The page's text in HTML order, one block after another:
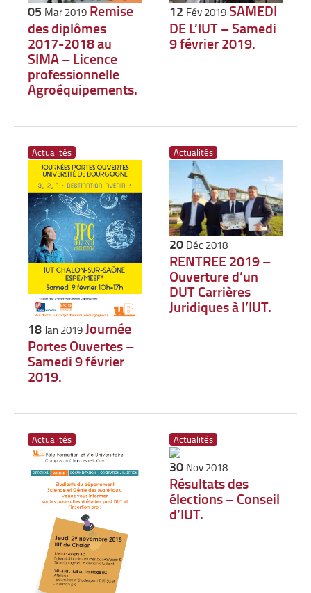
05 Mar 2019 Remise
des diplômes
2017-2018 au
SIMA – Licence
professionnelle
Agroéquipements.
12 Fév 2019 SAMEDI
DE L’IUT – Samedi
9 février 2019.
Actualités
18Jan 2019Journée
Portes Ouvertes –
Samedi 9 février
2019.
Actualités
20 Déc 2018
RENTREE 2019 –
Ouverture d’un
DUT Carrières
Juridiques à l’IUT.
Actualités Actualités
30 Nov 2018
Résultats des
élections – Conseil
d’IUT.